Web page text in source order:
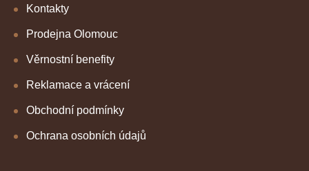
Kontakty
Prodejna Olomouc
Věrnostní benefity
Reklamace a vrácení
Obchodní podmínky
Ochrana osobních údajů